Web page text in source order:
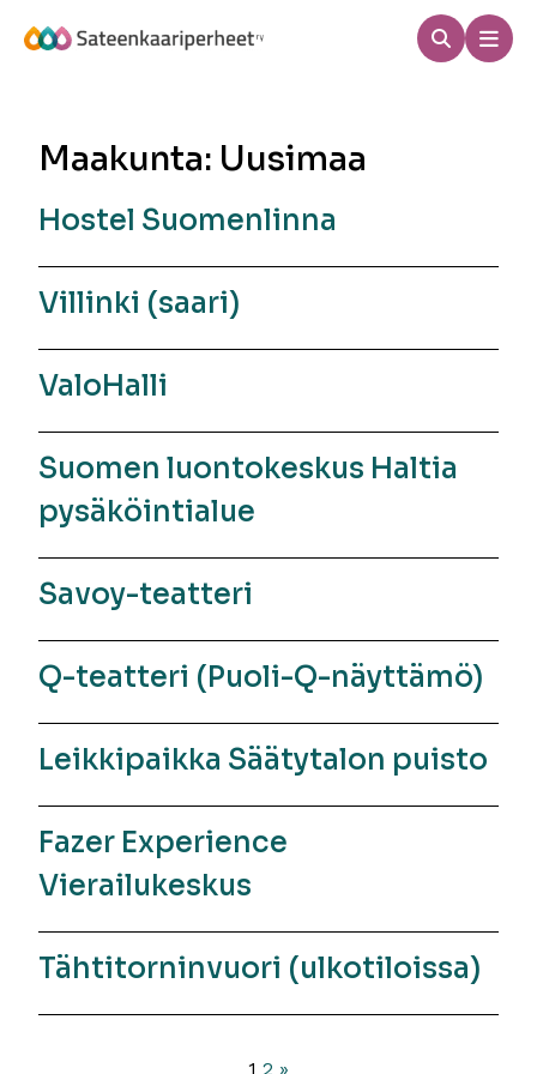
sisältöön
Haku
Maakunta: Uusimaa
Hostel Suomenlinna
Villinki (saari)
ValoHalli
Suomen luontokeskus Haltia
pysäköintialue
Savoy-teatteri
Q-teatteri (Puoli-Q-näyttämö)
Leikkipaikka Säätytalon puisto
Fazer Experience
Vierailukeskus
Tähtitorninvuori (ulkotiloissa)
1 2 »